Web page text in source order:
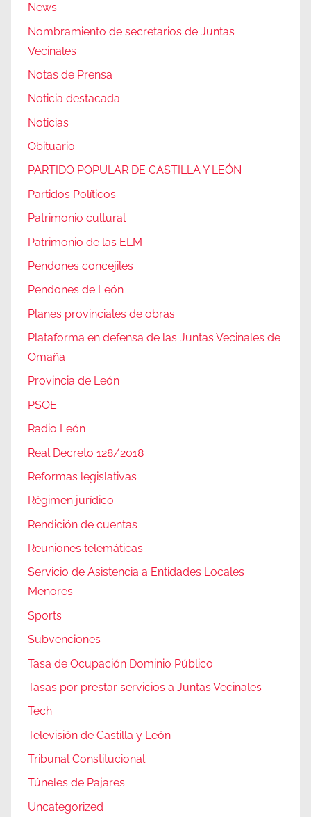
News
Nombramiento de secretarios de Juntas
Vecinales
Notas de Prensa
Noticia destacada
Noticias
Obituario
PARTIDO POPULAR DE CASTILLA Y LEÓN
Partidos Políticos
Patrimonio cultural
Patrimonio de las ELM
Pendones concejiles
Pendones de León
Planes provinciales de obras
Plataforma en defensa de las Juntas Vecinales de
Omaña
Provincia de León
PSOE
Radio León
Real Decreto 128/2018
Reformas legislativas
Régimen jurídico
Rendición de cuentas
Reuniones telemáticas
Servicio de Asistencia a Entidades Locales
Menores
Sports
Subvenciones
Tasa de Ocupación Dominio Público
Tasas por prestar servicios a Juntas Vecinales
Tech
Televisión de Castilla y León
Tribunal Constitucional
Túneles de Pajares
Uncategorized